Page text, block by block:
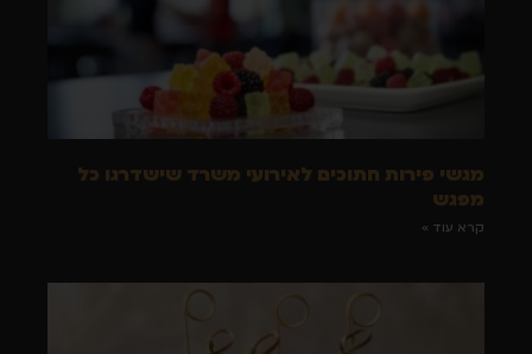
מגשי פירות חתוכים לאירועי משרד שישדרגו כל
מפגש
קרא עוד »